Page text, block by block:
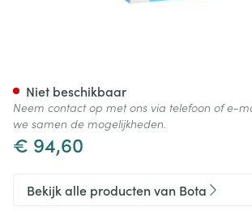
€ 94,60
Niet beschikbaar
Neem contact op met ons via telefoon of e-
we samen de mogelijkheden.
Bekijk alle producten van Bota